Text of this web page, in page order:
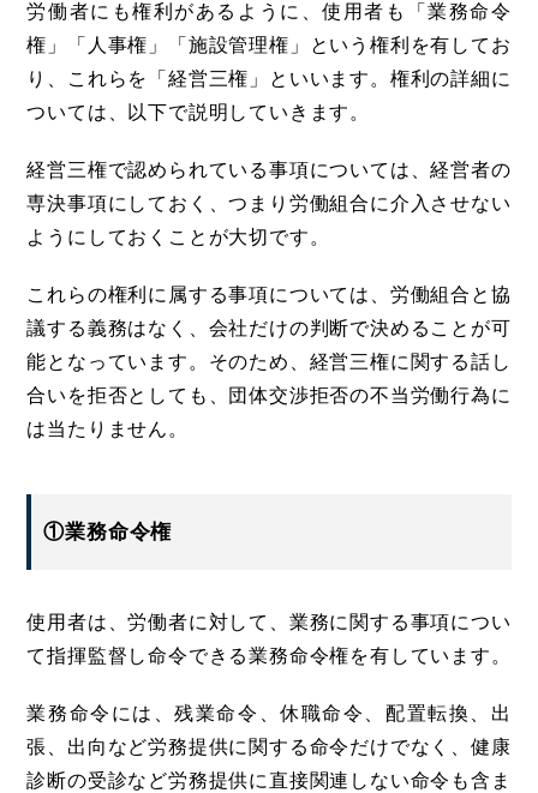
労働者にも権利があるように、使用者も「業務命令
権」「人事権」「施設管理権」という権利を有してお
り、これらを「経営三権」といいます。権利の詳細に
ついては、以下で説明していきます。
経営三権で認められている事項については、経営者の
専決事項にしておく、つまり労働組合に介入させない
ようにしておくことが大切です。
これらの権利に属する事項については、労働組合と協
議する義務はなく、会社だけの判断で決めることが可
能となっています。そのため、経営三権に関する話し
合いを拒否としても、団体交渉拒否の不当労働行為に
は当たりません。
①業務命令権
使用者は、労働者に対して、業務に関する事項につい
て指揮監督し命令できる業務命令権を有しています。
業務命令には、残業命令、休職命令、配置転換、出
張、出向など労務提供に関する命令だけでなく、健康
診断の受診など労務提供に直接関連しない命令も含ま